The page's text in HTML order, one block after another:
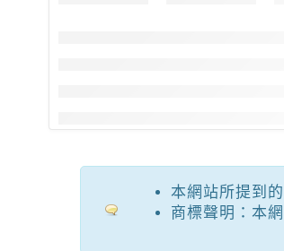
本網站所提到
商標聲明：本